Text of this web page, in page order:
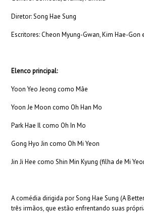
Diretor: Song Hae Sung
Escritores: Cheon Myung-Gwan, Kim Hae-Gon
Elenco principal:
Yoon Yeo Jeong como Mãe
Yoon Je Moon como Oh Han Mo
Park Hae Il como Oh In Mo
Gong Hyo Jin como Oh Mi Yeon
Jin Ji Hee como Shin Min Kyung (filha de Mi
A comédia dirigida por Song Hae Sung (A
três irmãos, que estão enfrentando suas